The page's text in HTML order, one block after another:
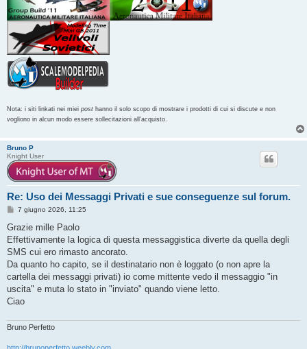
Nota: i siti linkati nei miei post hanno il solo scopo di mostrare i prodotti di cui si discute e non
vogliono in alcun modo essere sollecitazioni all'acquisto.
Bruno P
Knight User
Re: Uso dei Messaggi Privati e sue conseguenze sul forum.
M
s
a
g
i
o
7 giugno 2026, 11:25
Grazie mille Paolo
Effettivamente la logica di questa messaggistica diverte da quella degli
SMS cui ero rimasto ancorato.
Da quanto ho capito, se il destinatario non è loggato (o non apre la
cartella dei messaggi privati) io come mittente vedo il messaggio "in
uscita" e muta lo stato in "inviato" quando viene letto.
Ciao
Bruno Perfetto